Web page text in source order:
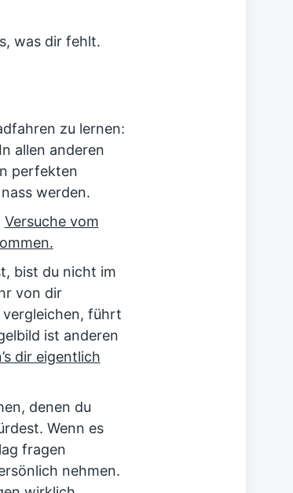
was dir fehlt.
zu lernen:
allen anderen
perfekten
werden.
Versuche vom
bist du nicht im
von dir
vergleichen, führt
ist anderen
dir eigentlich
denen du
Wenn es
fragen
nehmen.